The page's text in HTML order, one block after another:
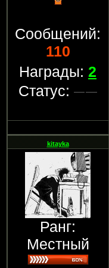
Сообщений:
110
Награды: 2
Статус:
kitayka
Ранг:
Местный